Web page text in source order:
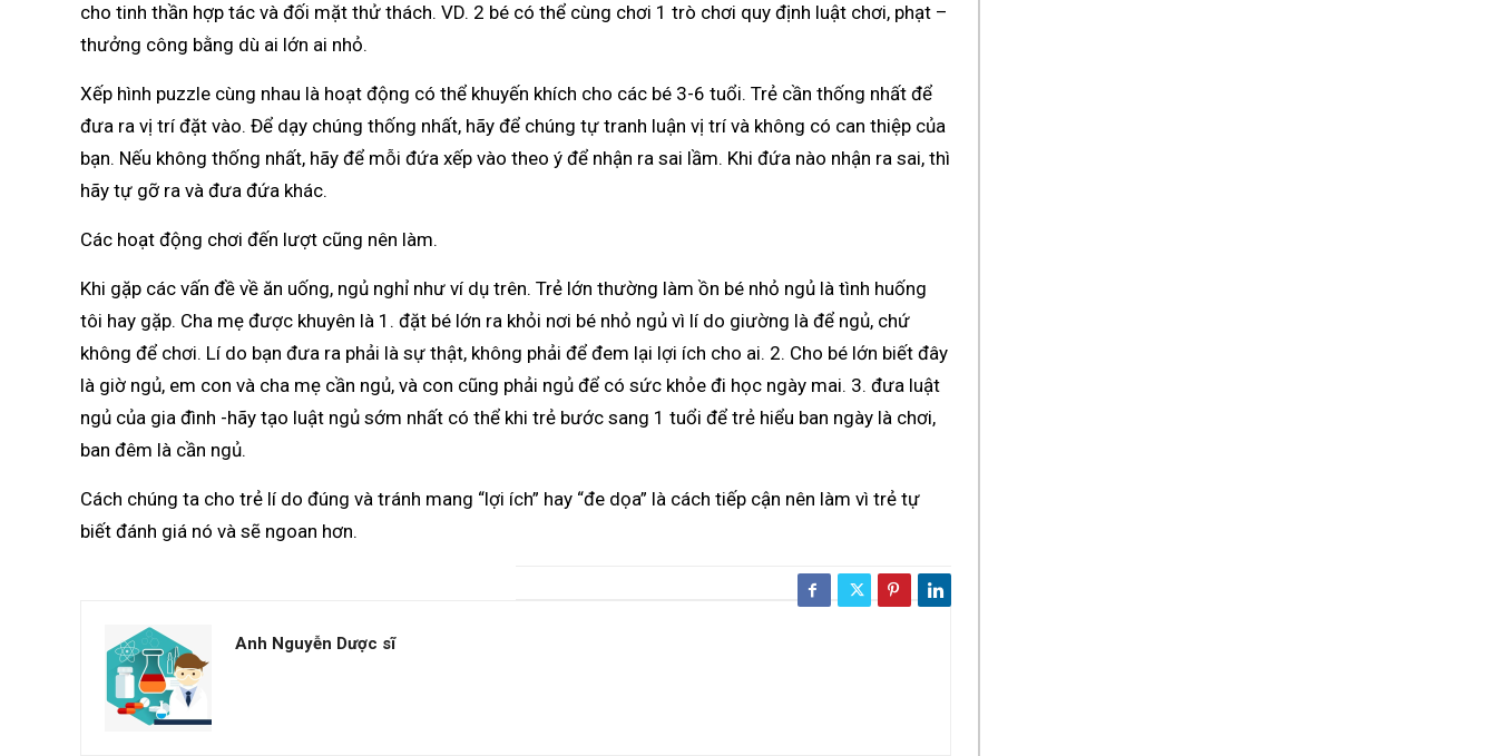
cho tinh thần hợp tác và đối mặt thử thách. VD. 2 bé có thể cùng chơi 1 trò chơi quy định luật chơi, phạt –
thưởng công bằng dù ai lớn ai nhỏ.
Xếp hình puzzle cùng nhau là hoạt động có thể khuyến khích cho các bé 3-6 tuổi. Trẻ cần thống nhất để
đưa ra vị trí đặt vào. Để dạy chúng thống nhất, hãy để chúng tự tranh luận vị trí và không có can thiệp của
bạn. Nếu không thống nhất, hãy để mỗi đứa xếp vào theo ý để nhận ra sai lầm. Khi đứa nào nhận ra sai, thì
hãy tự gỡ ra và đưa đứa khác.
Các hoạt động chơi đến lượt cũng nên làm.
Khi gặp các vấn đề về ăn uống, ngủ nghỉ như ví dụ trên. Trẻ lớn thường làm ồn bé nhỏ ngủ là tình huống
tôi hay gặp. Cha mẹ được khuyên là 1. đặt bé lớn ra khỏi nơi bé nhỏ ngủ vì lí do giường là để ngủ, chứ
không để chơi. Lí do bạn đưa ra phải là sự thật, không phải để đem lại lợi ích cho ai. 2. Cho bé lớn biết đây
là giờ ngủ, em con và cha mẹ cần ngủ, và con cũng phải ngủ để có sức khỏe đi học ngày mai. 3. đưa luật
ngủ của gia đình -hãy tạo luật ngủ sớm nhất có thể khi trẻ bước sang 1 tuổi để trẻ hiểu ban ngày là chơi,
ban đêm là cần ngủ.
Cách chúng ta cho trẻ lí do đúng và tránh mang “lợi ích” hay “đe dọa” là cách tiếp cận nên làm vì trẻ tự
biết đánh giá nó và sẽ ngoan hơn.
Anh Nguyễn Dược sĩ